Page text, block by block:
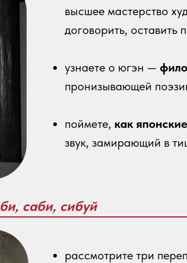
высшее мастерство
договорить, оставить
узнаете о югэн —
пронизывающей
поймете, как
звук, замирающий в
рассмотрите три
саби, сибуй